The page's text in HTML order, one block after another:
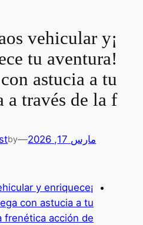
vehicular y
tu aventura!
astucia a tu
a través de la f
مارس 17, 2026 —
by
y enriquece
con astucia a tu
frenética acción de